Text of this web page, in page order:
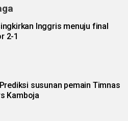
Inggris menuju final
2-1
susunan pemain Timnas
Kamboja